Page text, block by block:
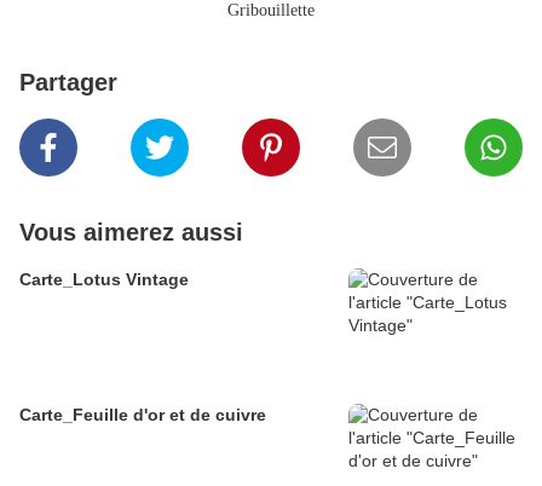
Gribouillette
Partager
Vous aimerez aussi
Carte_Lotus Vintage
Carte_Feuille d'or et de cuivre